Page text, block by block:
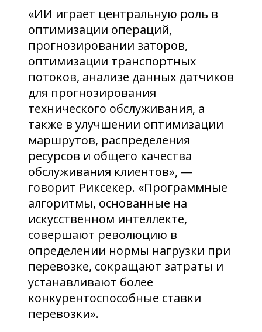
«ИИ играет центральную роль в
оптимизации операций,
прогнозировании заторов,
оптимизации транспортных
потоков, анализе данных датчиков
для прогнозирования
технического обслуживания, а
также в улучшении оптимизации
маршрутов, распределения
ресурсов и общего качества
обслуживания клиентов», —
говорит Риксекер. «Программные
алгоритмы, основанные на
искусственном интеллекте,
совершают революцию в
определении нормы нагрузки при
перевозке, сокращают затраты и
устанавливают более
конкурентоспособные ставки
перевозки».